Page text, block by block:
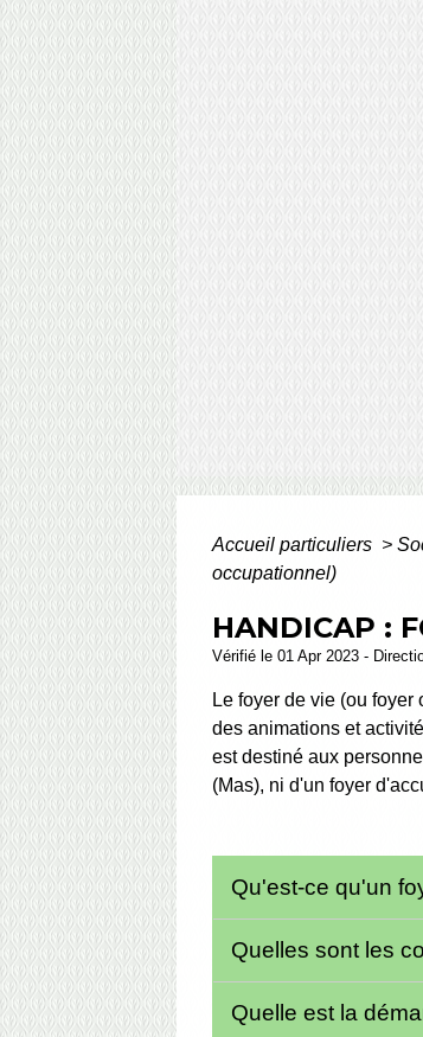
Accueil particuliers >
occupationnel)
HANDICAP :
Vérifié le 01 Apr 2023 -
Le foyer de vie (ou
des animations et
est destiné aux
(Mas), ni d'un foyer
Qu'est-ce qu'un
Quelles sont les
Quelle est la